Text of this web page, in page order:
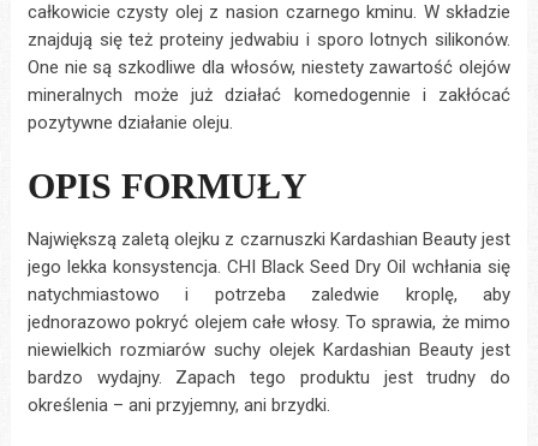
całkowicie czysty olej z nasion czarnego kminu. W składzie
znajdują się też proteiny jedwabiu i sporo lotnych silikonów.
One nie są szkodliwe dla włosów, niestety zawartość olejów
mineralnych może już działać komedogennie i zakłócać
pozytywne działanie oleju.
OPIS FORMUŁY
Największą zaletą olejku z czarnuszki Kardashian Beauty jest
jego lekka konsystencja. CHI Black Seed Dry Oil wchłania się
natychmiastowo i potrzeba zaledwie kroplę, aby
jednorazowo pokryć olejem całe włosy. To sprawia, że mimo
niewielkich rozmiarów suchy olejek Kardashian Beauty jest
bardzo wydajny. Zapach tego produktu jest trudny do
określenia – ani przyjemny, ani brzydki.